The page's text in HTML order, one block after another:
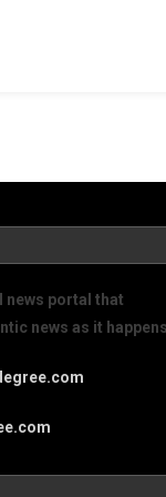
news portal that
news as it